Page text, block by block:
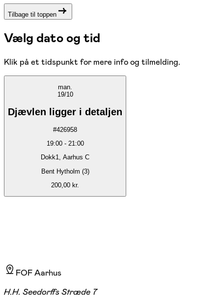
Tilbage til toppen
Vælg dato og tid
Klik på et tidspunkt for mere info og tilmelding.
man.
19/10
Djævlen ligger i detaljen
#426958
19:00- 21:00
Dokk1, Aarhus C
Bent Hytholm (3)
200,00 kr.
FOF Aarhus
H.H. Seedorffs Stræde 7